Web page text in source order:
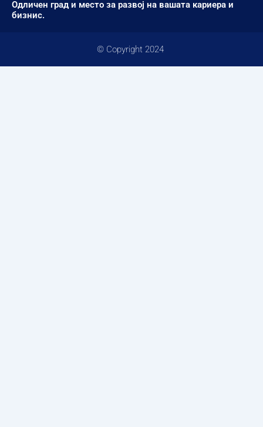
Одличен град и место за развој на вашата кариера и
бизнис.
© Copyright 2024